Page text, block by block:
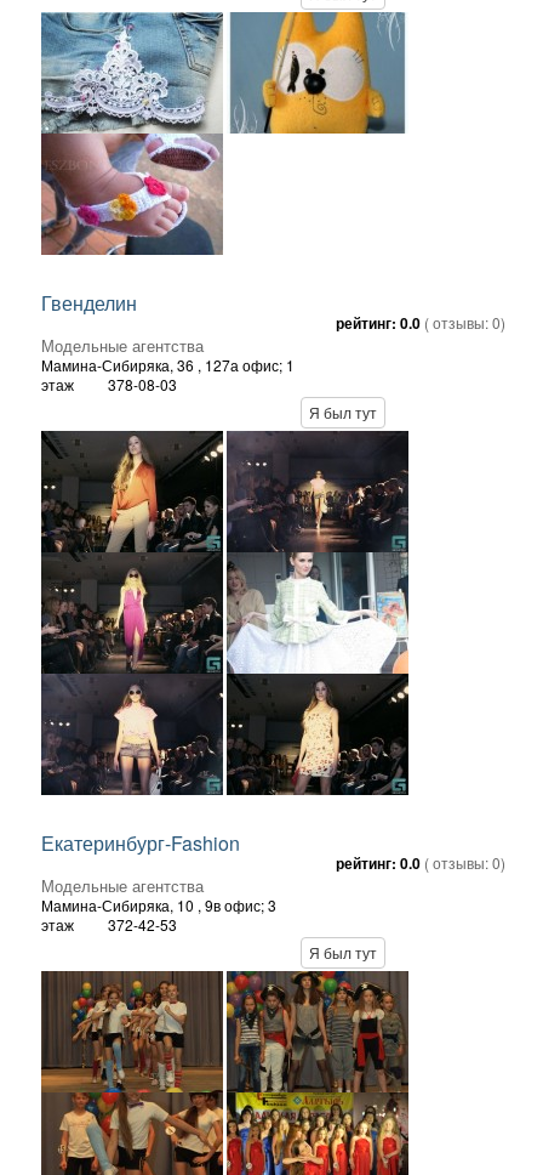
Гвенделин
Модельные агентства
Мамина-Сибиряка, 36 , 127а офис; 1
этаж
378-08-03
рейтинг: 0.0 ( отзывы:0)
Я был тут
Екатеринбург-Fashion
Модельные агентства
Мамина-Сибиряка, 10 , 9в офис; 3
этаж
372-42-53
рейтинг: 0.0 ( отзывы:0)
Я был тут